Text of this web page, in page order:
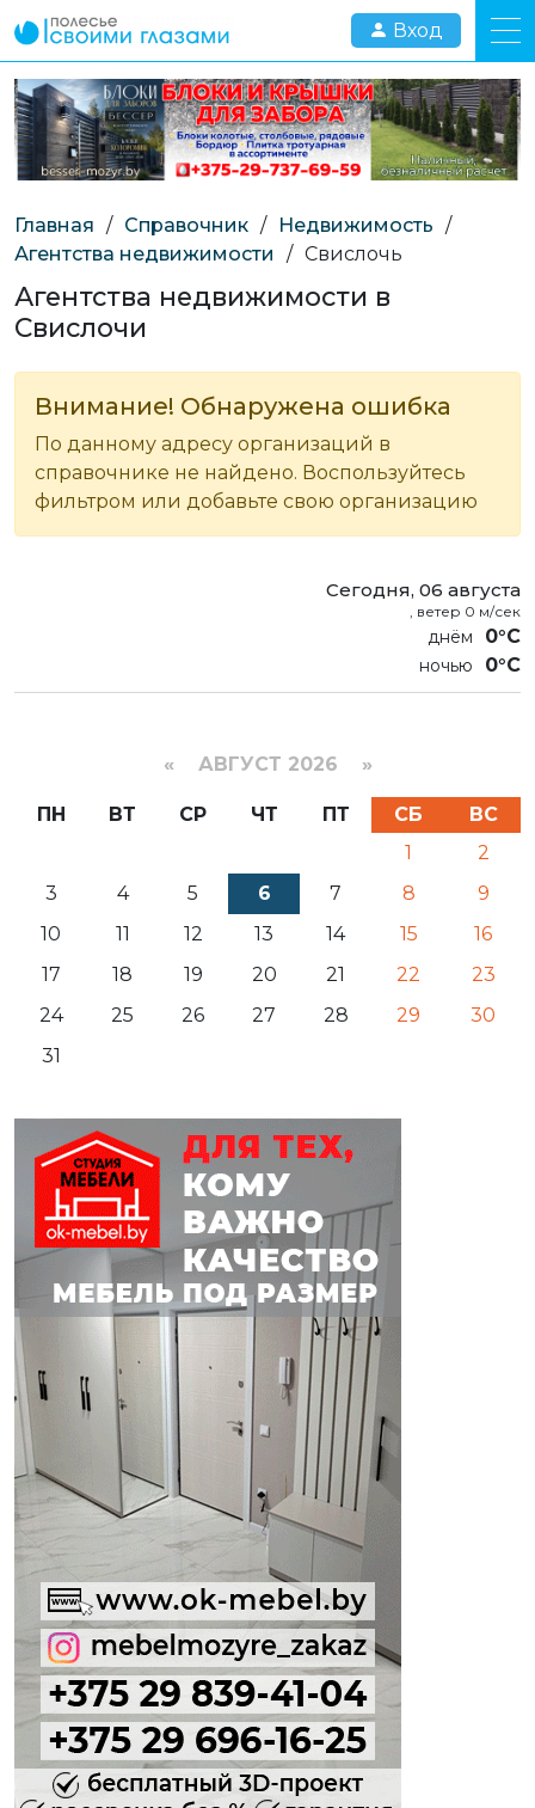
Вход
Главная / Справочник / Недвижимость /
Агентства недвижимости
/ Свислочь
Агентства недвижимости в
Свислочи
Внимание! Обнаружена ошибка
По данному адресу организаций в
справочнике не найдено. Воспользуйтесь
фильтром или добавьте свою организацию
Сегодня, 06 августа
, ветер 0 м/сек
0°C
0°C
« АВГУСТ 2026 »
ПН ВТ СР ЧТ ПТ СБ
ВС
1
2
3
4 5 6 7 8
9
10
11 12 13 14 15
16
17
18 19 20 21 22
23
24
25 26 27 28 29
30
31